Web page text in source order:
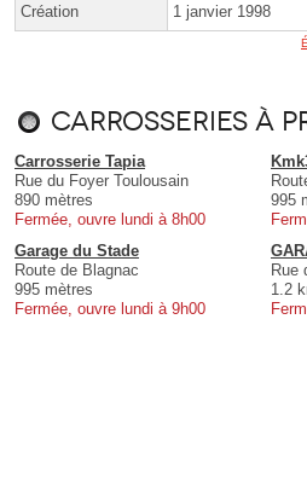
Création 1 janvier 1998
Carrosseries à
Carrosserie Tapia
Rue du Foyer Toulousain
890 mètres
Fermée, ouvre lundi à 8h00
995
Garage du Stade
Route de Blagnac
995 mètres
Fermée, ouvre lundi à 9h00
Rue
1.2